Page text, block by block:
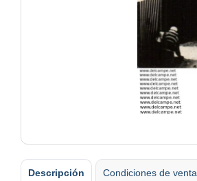
Descripción Condiciones de venta